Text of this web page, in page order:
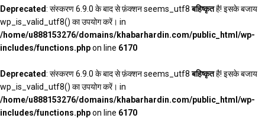
Deprecated: संस्करण 6.9.0 के बाद से फ़ंक्शन seems_utf8बहिष्कृतहै! इसके बजाय
wp_is_valid_utf8() का उपयोग करें। in
/home/u888153276/domains/khabarhardin.com/public_html/wp-
includes/functions.phpon line 6170
Deprecated: संस्करण 6.9.0 के बाद से फ़ंक्शन seems_utf8बहिष्कृतहै! इसके बजाय
wp_is_valid_utf8() का उपयोग करें। in
/home/u888153276/domains/khabarhardin.com/public_html/wp-
includes/functions.phpon line 6170